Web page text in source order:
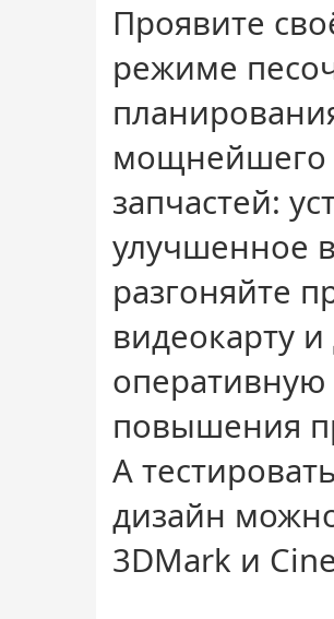
Проявите
режиме
мощнейшего
запчастей:
улучшенное
разгоняйте
видеокарту
оперативную
повышения
А
дизайн
3DMark и